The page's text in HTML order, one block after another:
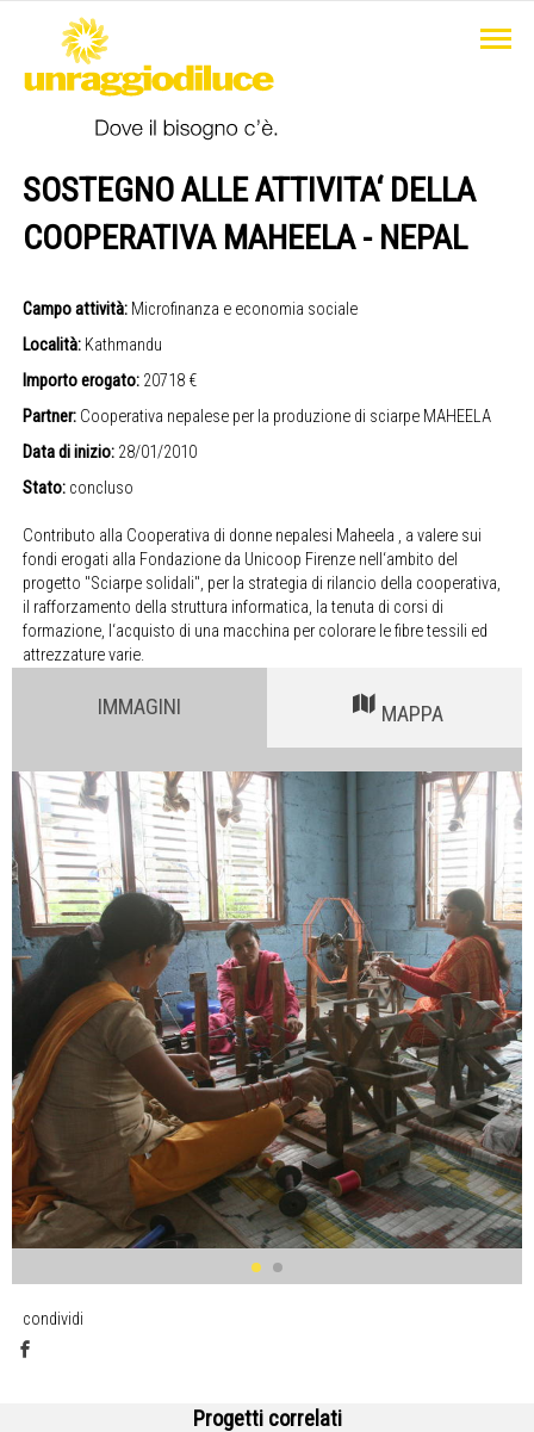
SOSTEGNO ALLE ATTIVITA‘ DELLA
COOPERATIVA MAHEELA - NEPAL
Campo attività: Microfinanza e economia sociale
Località: Kathmandu
Importo erogato: 20718 €
Partner: Cooperativa nepalese per la produzione di sciarpe MAHEELA
Data di inizio: 28/01/2010
Stato: concluso
Contributo alla Cooperativa di donne nepalesi Maheela , a valere sui
fondi erogati alla Fondazione da Unicoop Firenze nell‘ambito del
progetto "Sciarpe solidali", per la strategia di rilancio della cooperativa,
il rafforzamento della struttura informatica, la tenuta di corsi di
formazione, l‘acquisto di una macchina per colorare le fibre tessili ed
attrezzature varie.
IMMAGINI MAPPA
condividi
Progetti correlati